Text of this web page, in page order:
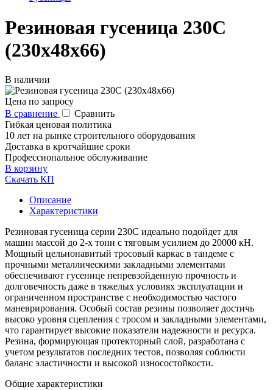
Резиновая гусеница 230C
(230х48х66)
В наличии
Цена по запросу
В сравнение
Сравнить
Гибкая ценовая политика
10 лет на рынке строительного оборудования
Доставка в кротчайшие сроки
Профессиональное обслуживание
В корзину
Скачать КП
Описание
Характеристики
Резиновая гусеница серии 230С идеально подойдет для
машин массой до 2-х тонн с тяговым усилием до 20000 кН.
Мощный цельнонавитый тросовый каркас в тандеме с
прочными металлическими закладными элементами
обеспечивают гусенице непревзойденную прочность и
долговечность даже в тяжелых условиях эксплуатации и
ограниченном пространстве с необходимостью частого
маневрирования. Особый состав резины позволяет достичь
высоко уровня сцепления с тросом и закладными элементами,
что гарантирует высокие показатели надежности и ресурса.
Резина, формирующая протекторный слой, разработана с
учетом результатов последних тестов, позволяя соблюсти
баланс эластичности и высокой износостойкости.
Общие характеристики